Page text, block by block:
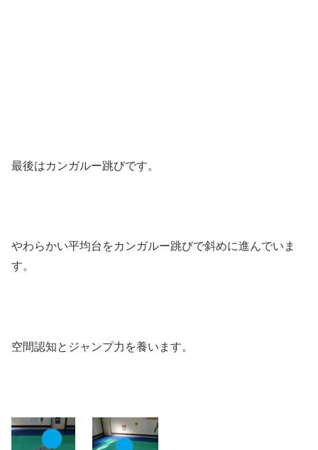
最後はカンガルー跳びです。
やわらかい平均台をカンガルー跳びで斜めに進んでいま
す。
空間認知とジャンプ力を養います。